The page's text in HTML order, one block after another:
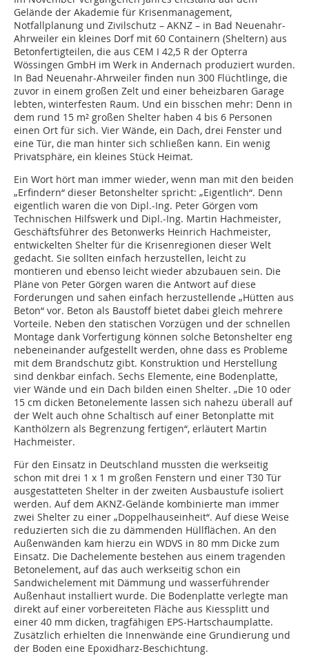
Gelände der Akademie für Krisenmanagement,
Notfallplanung und Zivilschutz – AKNZ – in Bad Neuenahr-
Ahrweiler ein kleines Dorf mit 60 Containern (Sheltern) aus
Betonfertigteilen, die aus CEM I 42,5 R der Opterra
Wössingen GmbH im Werk in Andernach produziert wurden.
In Bad Neuenahr-Ahrweiler finden nun 300 Flüchtlinge, die
zuvor in einem großen Zelt und einer beheizbaren Garage
lebten, winterfesten Raum. Und ein bisschen mehr: Denn in
dem rund 15 m² großen Shelter haben 4 bis 6 Personen
einen Ort für sich. Vier Wände, ein Dach, drei Fenster und
eine Tür, die man hinter sich schließen kann. Ein wenig
Privatsphäre, ein kleines Stück Heimat.
Ein Wort hört man immer wieder, wenn man mit den beiden
„Erfindern“ dieser Betonshelter spricht: „Eigentlich“. Denn
eigentlich waren die von Dipl.-Ing. Peter Görgen vom
Technischen Hilfswerk und Dipl.-Ing. Martin Hachmeister,
Geschäftsführer des Betonwerks Heinrich Hachmeister,
entwickelten Shelter für die Krisenregionen dieser Welt
gedacht. Sie sollten einfach herzustellen, leicht zu
montieren und ebenso leicht wieder abzubauen sein. Die
Pläne von Peter Görgen waren die Antwort auf diese
Forderungen und sahen einfach herzustellende „Hütten aus
Beton“ vor. Beton als Baustoff bietet dabei gleich mehrere
Vorteile. Neben den statischen Vorzügen und der schnellen
Montage dank Vorfertigung können solche Betonshelter eng
nebeneinander aufgestellt werden, ohne dass es Probleme
mit dem Brandschutz gibt. Konstruktion und Herstellung
sind denkbar einfach. Sechs Elemente, eine Bodenplatte,
vier Wände und ein Dach bilden einen Shelter. „Die 10 oder
15 cm dicken Betonelemente lassen sich nahezu überall auf
der Welt auch ohne Schaltisch auf einer Betonplatte mit
Kanthölzern als Begrenzung fertigen“, erläutert Martin
Hachmeister.
Für den Einsatz in Deutschland mussten die werkseitig
schon mit drei 1 x 1 m großen Fenstern und einer T30 Tür
ausgestatteten Shelter in der zweiten Ausbaustufe isoliert
werden. Auf dem AKNZ-Gelände kombinierte man immer
zwei Shelter zu einer „Doppelhauseinheit“. Auf diese Weise
reduzierten sich die zu dämmenden Hüllflächen. An den
Außenwänden kam hierzu ein WDVS in 80 mm Dicke zum
Einsatz. Die Dachelemente bestehen aus einem tragenden
Betonelement, auf das auch werkseitig schon ein
Sandwichelement mit Dämmung und wasserführender
Außenhaut installiert wurde. Die Bodenplatte verlegte man
direkt auf einer vorbereiteten Fläche aus Kiessplitt und
einer 40 mm dicken, tragfähigen EPS-Hartschaumplatte.
Zusätzlich erhielten die Innenwände eine Grundierung und
der Boden eine Epoxidharz-Beschichtung.